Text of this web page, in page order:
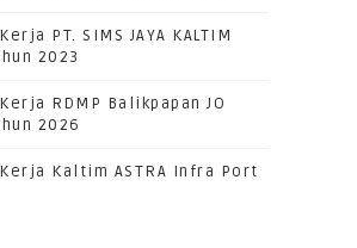
PT. SIMS JAYA KALTIM
2023
RDMP Balikpapan JO
2026
Kaltim ASTRA Infra Port